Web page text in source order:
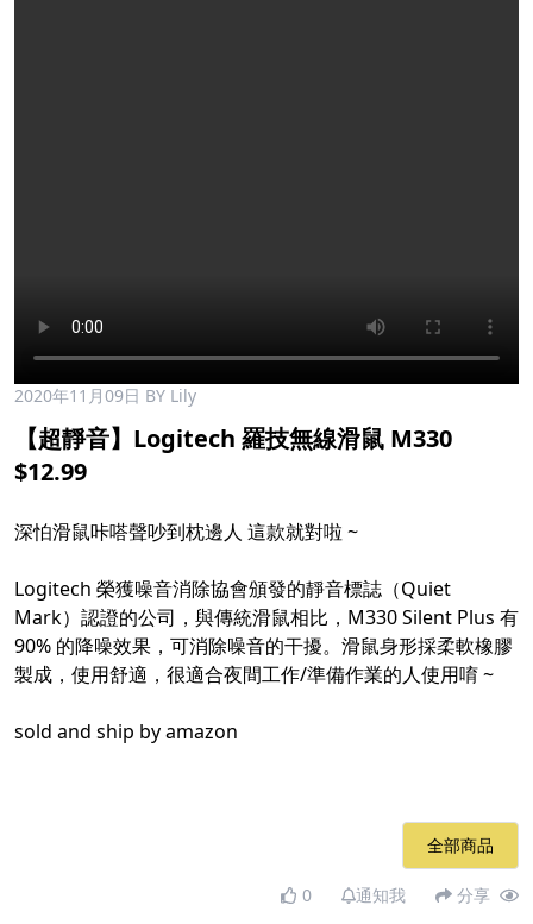
2020年11月09日 BY Lily
【超靜音】Logitech 羅技無線滑鼠 M330
$12.99
深怕滑鼠咔嗒聲吵到枕邊人 這款就對啦 ~
Logitech 榮獲噪音消除協會頒發的靜音標誌（Quiet
Mark）認證的公司，與傳統滑鼠相比，M330 Silent Plus 有
90% 的降噪效果，可消除噪音的干擾。滑鼠身形採柔軟橡膠
製成，使用舒適，很適合夜間工作/準備作業的人使用唷 ~
sold and ship by amazon
全部商品
0 通知我 分享